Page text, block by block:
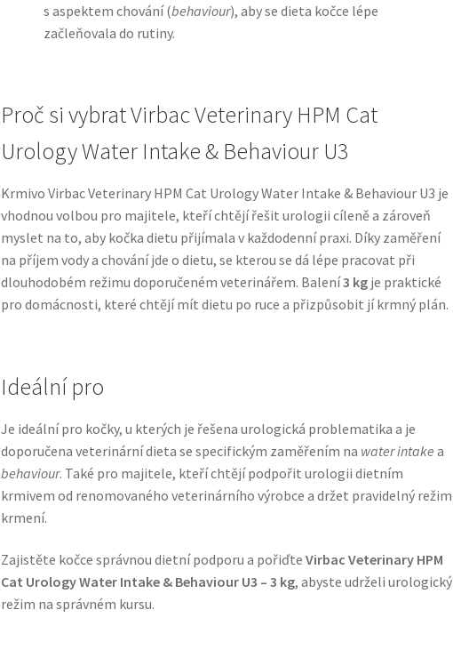
s aspektem chování (behaviour), aby se dieta kočce lépe
začleňovala do rutiny.
Proč si vybrat Virbac Veterinary HPM Cat
Urology Water Intake & Behaviour U3
Krmivo Virbac Veterinary HPM Cat Urology Water Intake & Behaviour U3 je
vhodnou volbou pro majitele, kteří chtějí řešit urologii cíleně a zároveň
myslet na to, aby kočka dietu přijímala v každodenní praxi. Díky zaměření
na příjem vody a chování jde o dietu, se kterou se dá lépe pracovat při
dlouhodobém režimu doporučeném veterinářem. Balení3 kgje praktické
pro domácnosti, které chtějí mít dietu po ruce a přizpůsobit jí krmný plán.
Ideální pro
Je ideální pro kočky, u kterých je řešena urologická problematika a je
doporučena veterinární dieta se specifickým zaměřením na water intake a
behaviour. Také pro majitele, kteří chtějí podpořit urologii dietním
krmivem od renomovaného veterinárního výrobce a držet pravidelný režim
krmení.
Zajistěte kočce správnou dietní podporu a pořiďte Virbac Veterinary HPM
Cat Urology Water Intake & Behaviour U3 – 3 kg, abyste udrželi urologický
režim na správném kursu.